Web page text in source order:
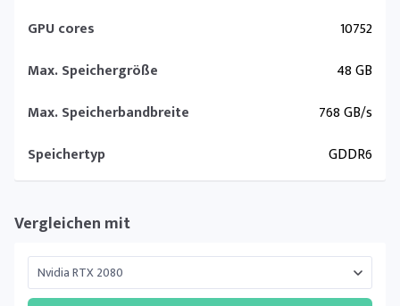
GPU cores
10752
Max. Speichergröße
48 GB
Max. Speicherbandbreite
768 GB/s
Speichertyp
GDDR6
Vergleichen mit